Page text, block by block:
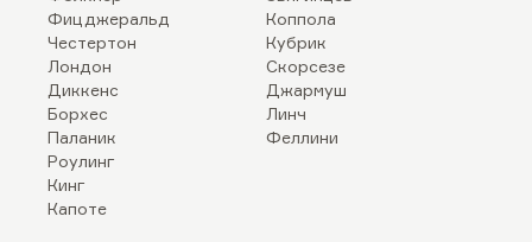
Фицджеральд
Честертон
Лондон
Диккенс
Борхес
Паланик
Роулинг
Кинг
Капоте
Коппола
Кубрик
Скорсезе
Джармуш
Линч
Феллини